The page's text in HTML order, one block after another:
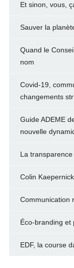
Et sinon, vous,
Sauver la
Quand le
nom
Covid-19,
changements
Guide ADEME
nouvelle
La
Colin
Communication
Éco-branding et
EDF, la course